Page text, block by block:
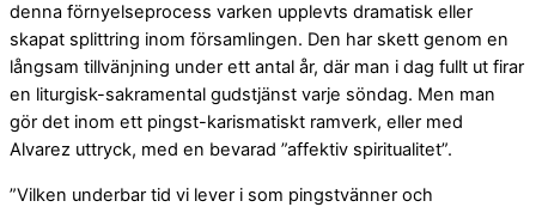
denna förnyelseprocess varken upplevts dramatisk eller
skapat splittring inom församlingen. Den har skett genom en
långsam tillvänjning under ett antal år, där man i dag fullt ut firar
en liturgisk-sakramental gudstjänst varje söndag. Men man
gör det inom ett pingst-karismatiskt ramverk, eller med
Alvarez uttryck, med en bevarad ”affektiv spiritualitet”.
”Vilken underbar tid vi lever i som pingstvänner och